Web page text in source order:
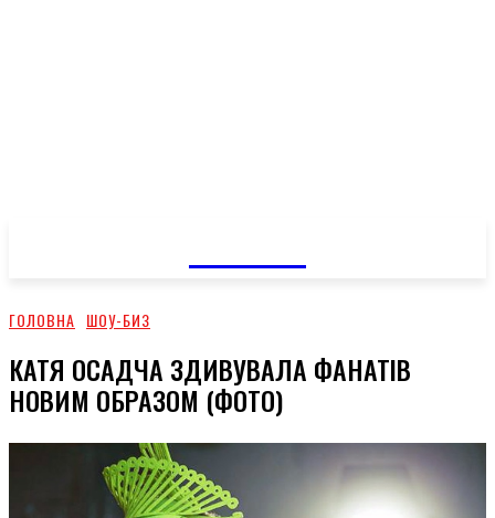
ГОЛОВНА ШОУ-БИЗ
КАТЯ ОСАДЧА ЗДИВУВАЛА ФАНАТІВ
НОВИМ ОБРАЗОМ (ФОТО)